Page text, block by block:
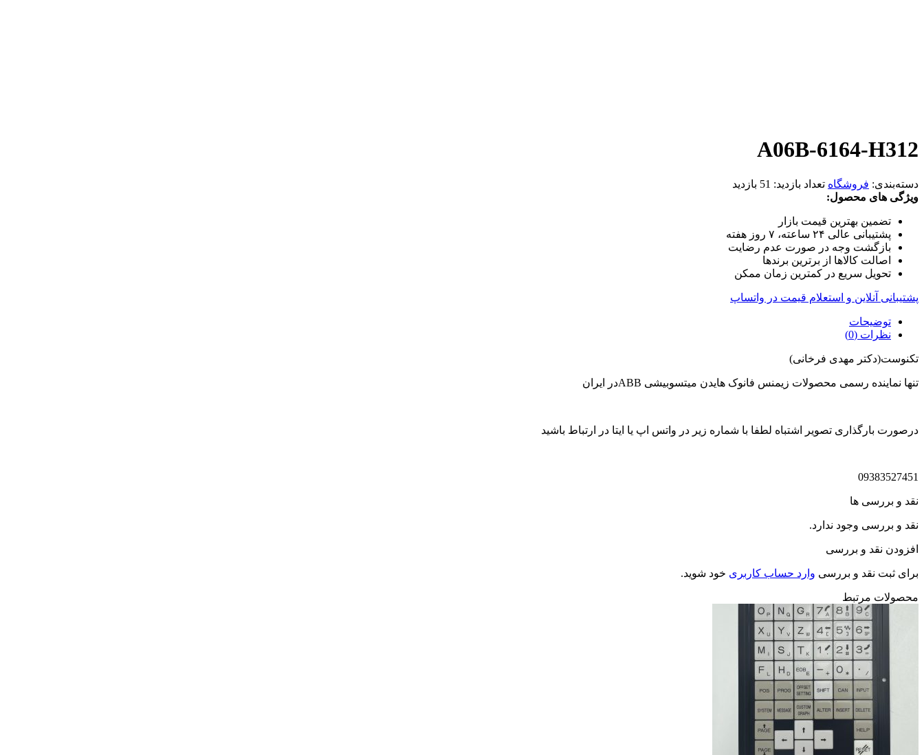
A06B-6164-H312
دسته‌بندی: فروشگاه تعداد بازدید: 51 بازدید
ویژگی های محصول:
تضمین بهترین قیمت بازار
پشتیبانی عالی ۲۴ ساعته، ۷ روز هفته
بازگشت وجه در صورت عدم رضایت
اصالت کالاها از برترین برندها
تحویل سریع در کمترین زمان ممکن
پشتیبانی آنلاین و استعلام قیمت در واتساپ
توضیحات
نظرات (0)
تکنوست(دکتر مهدی فرخانی)
تنها نماینده رسمی محصولات زیمنس فانوک هایدن میتسوبیشی ABBدر ایران
درصورت بارگذاری تصویر اشتباه لطفا با شماره زیر در واتس اپ یا ایتا در ارتباط باشید
09383527451
نقد و بررسی ها
نقد و بررسی وجود ندارد.
افزودن نقد و بررسی
برای ثبت نقد و بررسی وارد حساب کاربری خود شوید.
محصولات مرتبط